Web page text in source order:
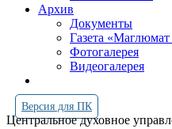
Архив
Документы
Газета «Маглюмат
Фотогалерея
Видеогалерея
Версия для ПК
Центральное духовное